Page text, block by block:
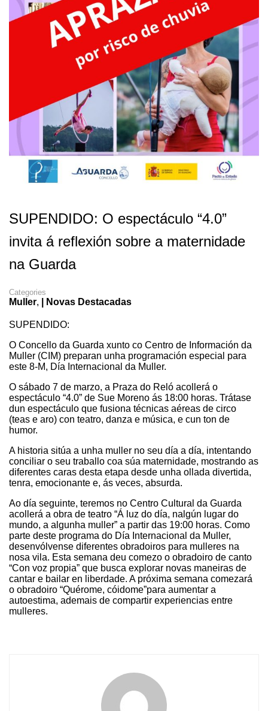
SUPENDIDO: O espectáculo “4.0”
invita á reflexión sobre a maternidade
na Guarda
Categories
Muller, | Novas Destacadas
SUPENDIDO:
O Concello da Guarda xunto co Centro de Información da
Muller (CIM) preparan unha programación especial para
este 8-M, Día Internacional da Muller.
O sábado 7 de marzo, a Praza do Reló acollerá o
espectáculo “4.0” de Sue Moreno ás 18:00 horas. Trátase
dun espectáculo que fusiona técnicas aéreas de circo
(teas e aro) con teatro, danza e música, e cun ton de
humor.
A historia sitúa a unha muller no seu día a día, intentando
conciliar o seu traballo coa súa maternidade, mostrando as
diferentes caras desta etapa desde unha ollada divertida,
tenra, emocionante e, ás veces, absurda.
Ao día seguinte, teremos no Centro Cultural da Guarda
acollerá a obra de teatro “Á luz do día, nalgún lugar do
mundo, a algunha muller” a partir das 19:00 horas. Como
parte deste programa do Día Internacional da Muller,
desenvólvense diferentes obradoiros para mulleres na
nosa vila. Esta semana deu comezo o obradoiro de canto
“Con voz propia” que busca explorar novas maneiras de
cantar e bailar en liberdade. A próxima semana comezará
o obradoiro “Quérome, cóidome”para aumentar a
autoestima, ademais de compartir experiencias entre
mulleres.